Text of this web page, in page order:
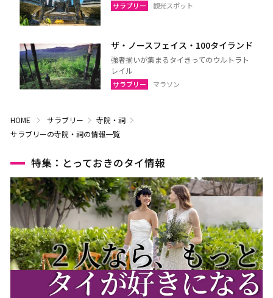
サラブリー 観光スポット
ザ・ノースフェイス・100タイランド
強者揃いが集まるタイきってのウルトラト
レイル
サラブリー マラソン
HOME サラブリー
寺院・祠
サラブリーの寺院・祠の情報一覧
特集：とっておきのタイ情報